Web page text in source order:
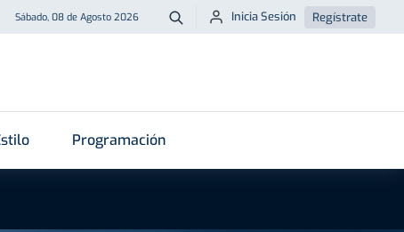
Sábado, 08 de Agosto 2026 Buscar
Inicia Sesión Regístrate
Programación